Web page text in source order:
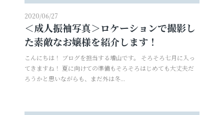
お電話でのご連絡
TEL0285-20-5870
2020/06/27
＜成人振袖写真＞ロケーションで撮影し
た素敵なお嬢様を紹介します！
こんにちは！ ブログを担当する増山です。 そろそろ七月に入っ
てきますね！ 夏に向けての準備もそろそろはじめても大丈夫だ
ろうかと思いながらも、まだ外は冬...